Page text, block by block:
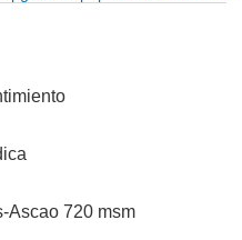
Ascao 720 msm